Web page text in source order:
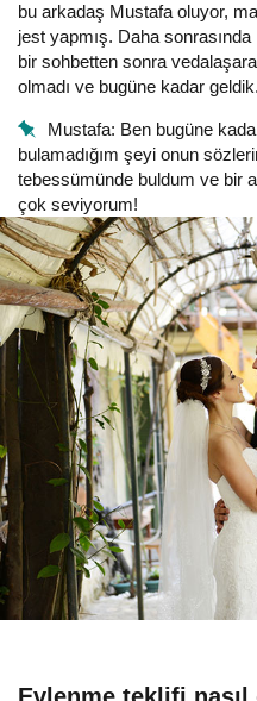
bu arkadaş Mustafa oluyor,
jest yapmış. Daha
bir sohbetten sonra
olmadı ve bugüne kadar geldik.
Mustafa: Ben bugüne
bulamadığım şeyi onun
tebessümünde buldum ve bir
çok seviyorum!